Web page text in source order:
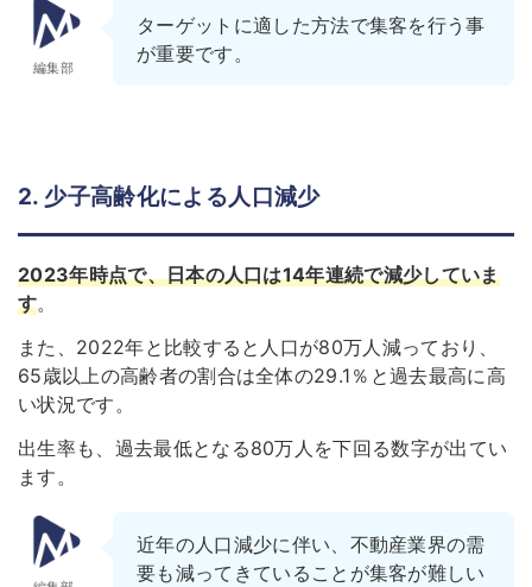
編集部
ターゲットに適した方法で集客を行う事
が重要です。
2. 少子高齢化による人口減少
2023年時点で、日本の人口は14年連続で減少していま
す。
また、2022年と比較すると人口が80万人減っており、
65歳以上の高齢者の割合は全体の29.1％と過去最高に高
い状況です。
出生率も、過去最低となる80万人を下回る数字が出てい
ます。
近年の人口減少に伴い、不動産業界の需
要も減ってきていることが集客が難しい